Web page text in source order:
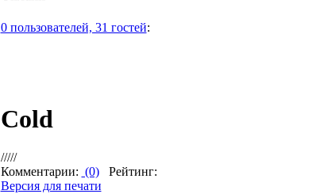
0 пользователей, 31 гостей:
Cold
/////
Комментарии: (0)Рейтинг:
Версия для печати